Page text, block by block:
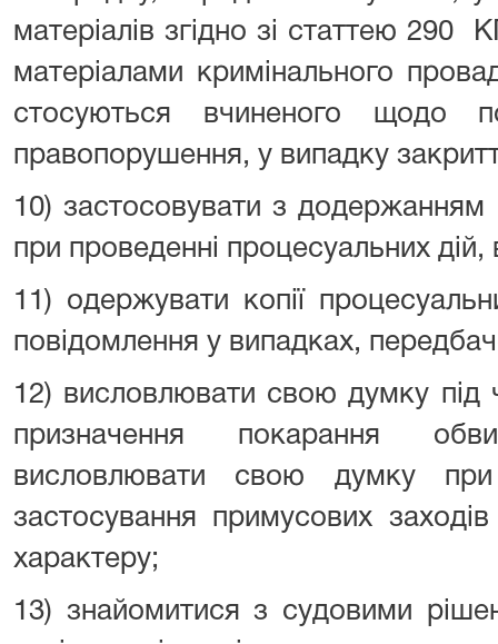
матеріалів згідно зі статтею 290
матеріалами кримінального
стосуються вчиненого щодо
правопорушення, у випадку
10) застосовувати з додержанням
при проведенні процесуальних дій,
11) одержувати копії
повідомлення у випадках,
12) висловлювати свою думку під
призначення покарання
висловлювати свою думку
застосування примусових
характеру;
13) знайомитися з судовими